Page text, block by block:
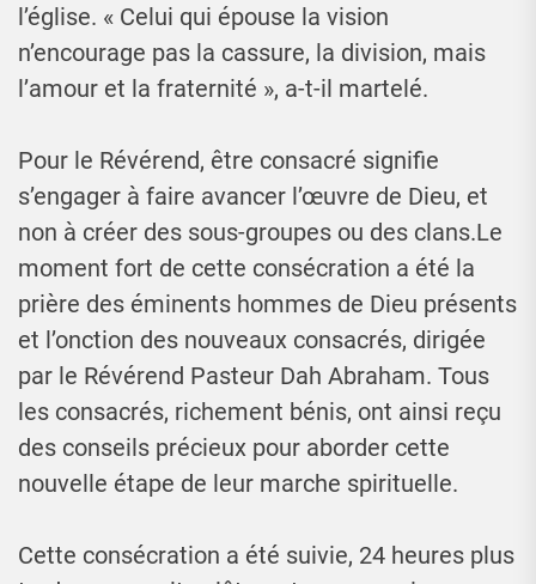
l’église. « Celui qui épouse la vision
n’encourage pas la cassure, la division, mais
l’amour et la fraternité », a-t-il martelé.
Pour le Révérend, être consacré signifie
s’engager à faire avancer l’œuvre de Dieu, et
non à créer des sous-groupes ou des clans.Le
moment fort de cette consécration a été la
prière des éminents hommes de Dieu présents
et l’onction des nouveaux consacrés, dirigée
par le Révérend Pasteur Dah Abraham. Tous
les consacrés, richement bénis, ont ainsi reçu
des conseils précieux pour aborder cette
nouvelle étape de leur marche spirituelle.
Cette consécration a été suivie, 24 heures plus